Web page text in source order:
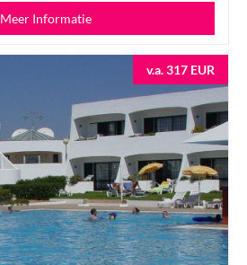
Meer Informatie
v.a. 317 EUR